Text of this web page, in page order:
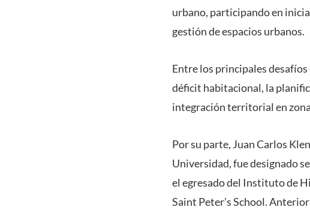
urbano, participando en
gestión de espacios urbanos.
Entre los principales
déficit habitacional, la
integración territorial en
Por su parte, Juan Carlos
Universidad, fue designado
el egresado del Instituto de
Saint Peter’s School.